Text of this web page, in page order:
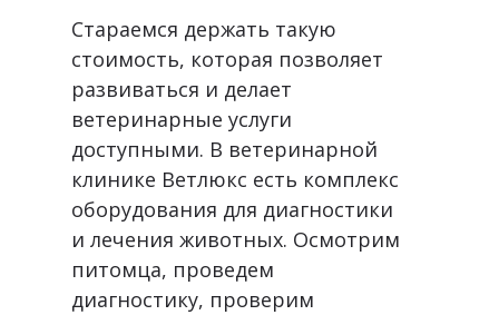
Cтараемся держать такую
стоимость, которая позволяет
развиваться и делает
ветеринарные услуги
доступными. В ветеринарной
клинике Ветлюкс есть комплекс
оборудования для диагностики
и лечения животных. Осмотрим
питомца, проведем
диагностику, проверим